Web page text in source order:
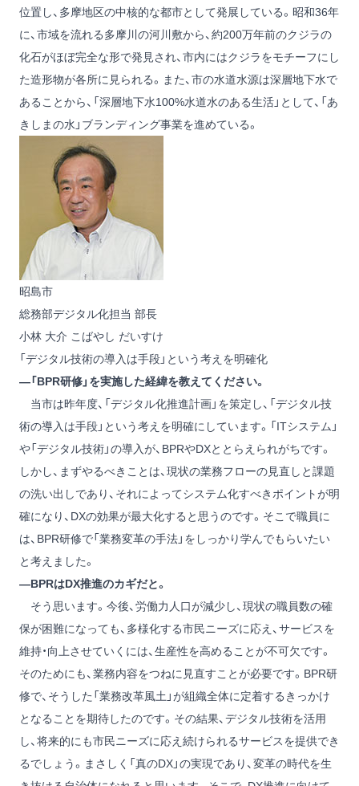
位置し、多摩地区の中核的な都市として発展している。昭和36年
に、市域を流れる多摩川の河川敷から、約200万年前のクジラの
化石がほぼ完全な形で発見され、市内にはクジラをモチーフにし
た造形物が各所に見られる。また、市の水道水源は深層地下水で
あることから、「深層地下水100%水道水のある生活」として、「あ
きしまの水」ブランディング事業を進めている。
昭島市
総務部デジタル化担当 部長
小林 大介 こばやし だいすけ
「デジタル技術の導入は手段」という考えを明確化
―「BPR研修」を実施した経緯を教えてください。
当市は昨年度、「デジタル化推進計画」を策定し、「デジタル技
術の導入は手段」という考えを明確にしています。「ITシステム」
や「デジタル技術」の導入が、BPRやDXととらえられがちです。
しかし、まずやるべきことは、現状の業務フローの見直しと課題
の洗い出しであり、それによってシステム化すべきポイントが明
確になり、DXの効果が最大化すると思うのです。そこで職員に
は、BPR研修で「業務変革の手法」をしっかり学んでもらいたい
と考えました。
―BPRはDX推進のカギだと。
そう思います。今後、労働力人口が減少し、現状の職員数の確
保が困難になっても、多様化する市民ニーズに応え、サービスを
維持・向上させていくには、生産性を高めることが不可欠です。
そのためにも、業務内容をつねに見直すことが必要です。BPR研
修で、そうした「業務改革風土」が組織全体に定着するきっかけ
となることを期待したのです。その結果、デジタル技術を活用
し、将来的にも市民ニーズに応え続けられるサービスを提供でき
るでしょう。まさしく「真のDX」の実現であり、変革の時代を生